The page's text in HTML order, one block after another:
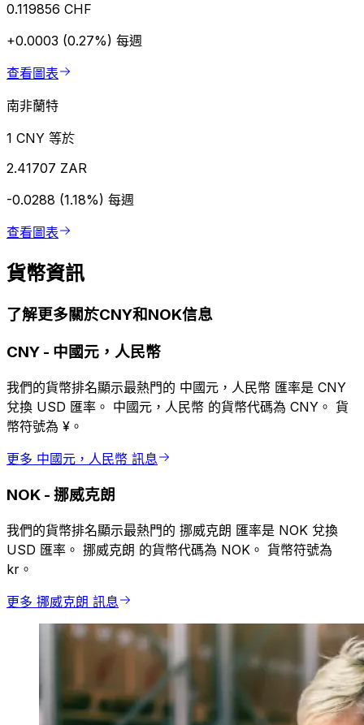
0.119856 CHF
+0.0003 (0.27%) 每週
查看圖表
南非蘭特
1 CNY 等於
2.41707 ZAR
-0.0288 (1.18%) 每週
查看圖表
貨幣資訊
了解更多關於CNY和NOK信息
CNY - 中國元，人民幣
我們的貨幣排名顯示最熱門的 中國元，人民幣 匯率是 CNY
兌換 USD 匯率。 中國元，人民幣 的貨幣代碼為 CNY。 貨
幣符號為 ¥。
更多 中國元，人民幣 訊息
NOK - 挪威克朗
我們的貨幣排名顯示最熱門的 挪威克朗 匯率是 NOK 兌換
USD 匯率。 挪威克朗 的貨幣代碼為 NOK。 貨幣符號為
kr。
更多 挪威克朗 訊息